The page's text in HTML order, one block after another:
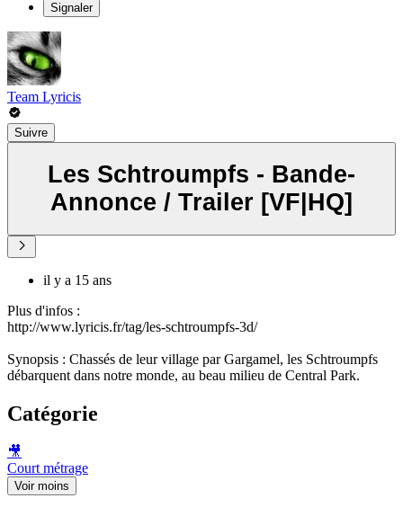
Signaler
Team Lyricis
Suivre
Les Schtroumpfs - Bande-
Annonce / Trailer [VF|HQ]
il y a 15 ans
Plus d'infos :
http://www.lyricis.fr/tag/les-schtroumpfs-3d/
Synopsis : Chassés de leur village par Gargamel, les Schtroumpfs
débarquent dans notre monde, au beau milieu de Central Park.
Catégorie
🎥
Court métrage
Voir moins